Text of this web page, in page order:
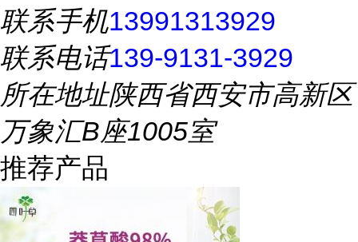
联系手机13991313929
联系电话139-9131-3929
所在地址陕西省西安市高新区
万象汇B座1005室
推荐产品